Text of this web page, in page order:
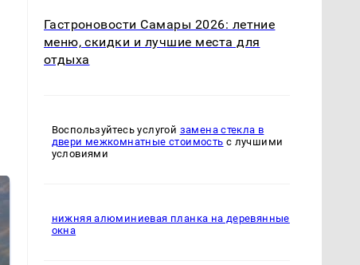
Гастроновости Самары 2026: летние
меню, скидки и лучшие места для
отдыха
Воспользуйтесь услугой замена стекла в
двери межкомнатные стоимость с лучшими
условиями
нижняя алюминиевая планка на деревянные
окна